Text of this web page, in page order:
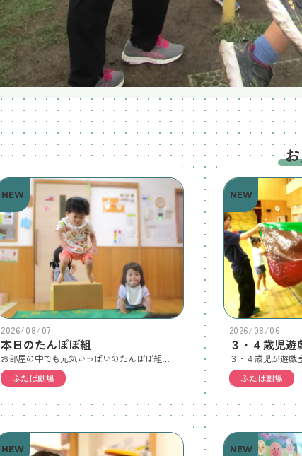
NEW
2026/08/07
本日のたんぽぽ組
お部屋の中でも元気いっぱいのたんぽぽ組。大好きな「からだ☆ダンダン」の音楽が流れると、手足を動かしてノリノリで踊っています。何度もジャ～ンプぼくもチャレンジ！おっとっと♬からだ☆ダンダンダーン「GO！GO！」♬カニさん、エビさん☆振付バッチリ☆ぼくも体操中☆体操後…つかれた～😊♬うみにもぐるよ～☆♬きょうりゅうガオ～☆【８/７（金）本日の欠席者】 ３０人（内：風邪症状12人）
ふたば劇場
NEW
2026/08/06
３・４歳児遊
ふたば劇場
NEW NEW